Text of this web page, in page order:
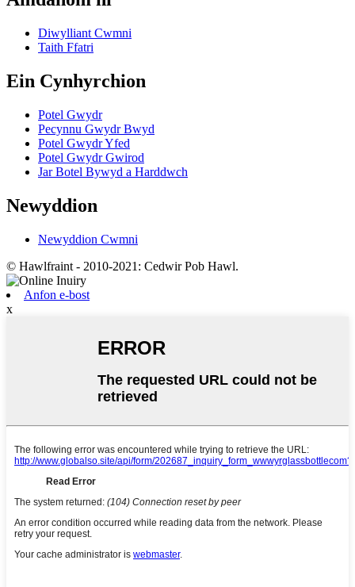
Diwylliant Cwmni
Taith Ffatri
Ein Cynhyrchion
Potel Gwydr
Pecynnu Gwydr Bwyd
Potel Gwydr Yfed
Potel Gwydr Gwirod
Jar Botel Bywyd a Harddwch
Newyddion
Newyddion Cwmni
© Hawlfraint - 2010-2021: Cedwir Pob Hawl.
Anfon e-bost
x